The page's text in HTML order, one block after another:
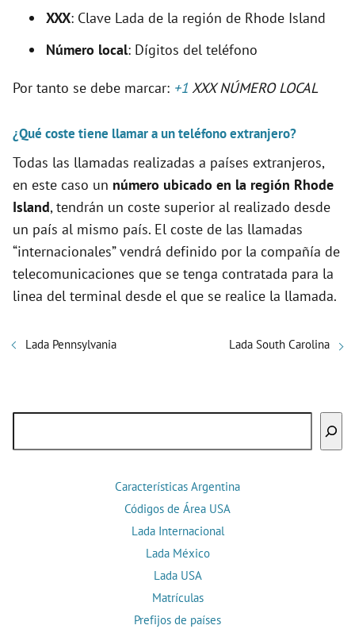
XXX: Clave Lada de la región de Rhode Island
Número local: Dígitos del teléfono
Por tanto se debe marcar: +1 XXX NÚMERO LOCAL
¿Qué coste tiene llamar a un teléfono extranjero?
Todas las llamadas realizadas a países extranjeros,
en este caso un número ubicado en la región Rhode
Island, tendrán un coste superior al realizado desde
un país al mismo país. El coste de las llamadas
“internacionales” vendrá definido por la compañía de
telecomunicaciones que se tenga contratada para la
linea del terminal desde el que se realice la llamada.
Lada Pennsylvania Lada South Carolina
Características Argentina
Códigos de Área USA
Lada Internacional
Lada México
Lada USA
Matrículas
Prefijos de países